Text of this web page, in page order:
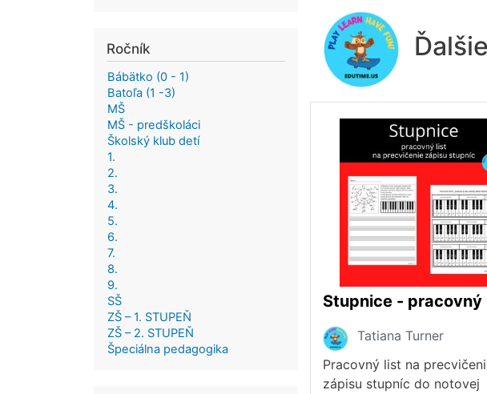
Tatiana Turner
Pracovný list na
zápisu stupníc do notovej
Ročník
Bábätko (0 - 1)
Batoľa (1 -3)
MŠ
MŠ - predškoláci
Školský klub detí
1.
2.
3.
4.
5.
6.
7.
8.
9.
SŠ
ZŠ – 1. STUPEŇ
ZŠ – 2. STUPEŇ
Špeciálna pedagogika